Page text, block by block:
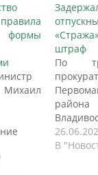
об
штраф
По
района
В